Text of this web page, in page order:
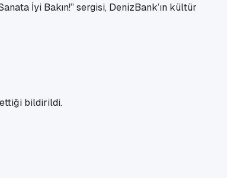
İyi Bakın!” sergisi, DenizBank’ın kültür
bildirildi.